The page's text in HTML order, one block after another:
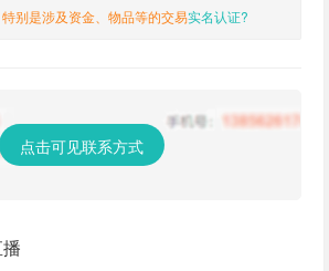
别是涉及资金、物品等的交易实名认证?
点击可见联系方式